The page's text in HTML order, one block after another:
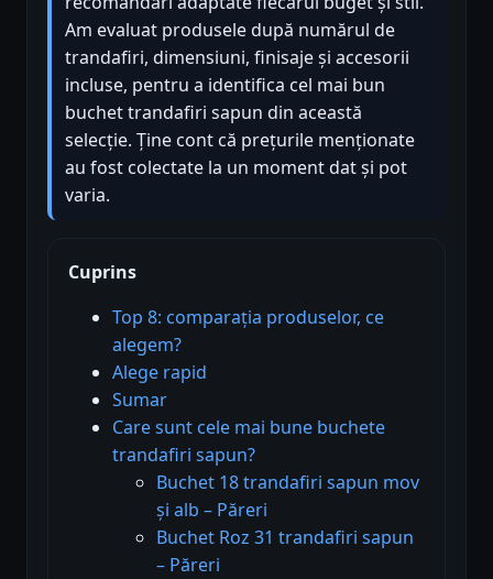
Am evaluat produsele după numărul de
trandafiri, dimensiuni, finisaje și accesorii
incluse, pentru a identifica cel mai bun
buchet trandafiri sapun din această
selecție. Ține cont că prețurile menționate
au fost colectate la un moment dat și pot
varia.
Cuprins
Top 8: comparația produselor, ce
alegem?
Alege rapid
Sumar
Care sunt cele mai bune buchete
trandafiri sapun?
Buchet 18 trandafiri sapun mov
și alb – Păreri
Buchet Roz 31 trandafiri sapun
– Păreri